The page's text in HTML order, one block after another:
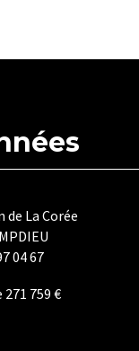
de La Corée
04 67
759 €